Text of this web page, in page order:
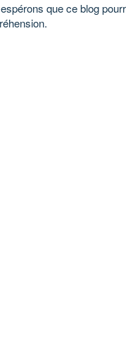
que ce blog